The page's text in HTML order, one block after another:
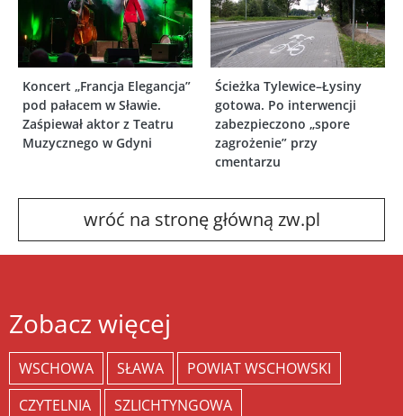
Koncert „Francja Elegancja”
pod pałacem w Sławie.
Zaśpiewał aktor z Teatru
Muzycznego w Gdyni
Ścieżka Tylewice–Łysiny
gotowa. Po interwencji
zabezpieczono „spore
zagrożenie” przy
cmentarzu
wróć na stronę główną zw.pl
Zobacz więcej
WSCHOWA SŁAWA
POWIAT WSCHOWSKI
CZYTELNIA
SZLICHTYNGOWA